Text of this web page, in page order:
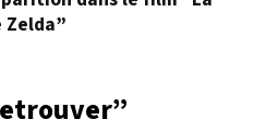
Zelda”